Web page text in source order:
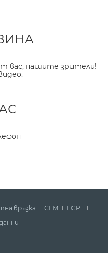
вас, нашите зрители!
връзка СЕМ
ECPT